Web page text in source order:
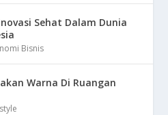
Sehat Dalam Dunia
Bisnis
Warna Di Ruangan